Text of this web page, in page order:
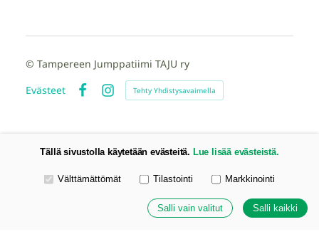
© Tampereen Jumppatiimi TAJU ry
Evästeet
FacebookInstagram
Tehty Yhdistysavaimella
Tällä sivustolla käytetään evästeitä. Lue lisää evästeistä.
Valitse käytettävät evästeet
Välttämättömät Tilastointi Markkinointi
Salli vain valitut Salli kaikki